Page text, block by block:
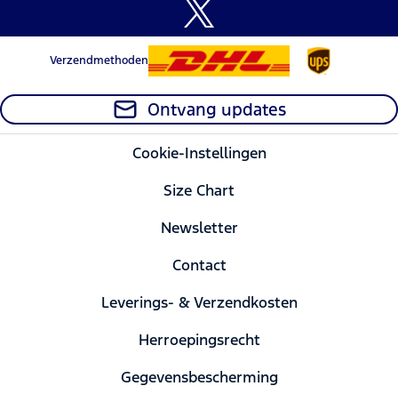
Verzendmethoden
Ontvang updates
Cookie-Instellingen
Size Chart
Newsletter
Contact
Leverings- & Verzendkosten
Herroepingsrecht
Gegevensbescherming